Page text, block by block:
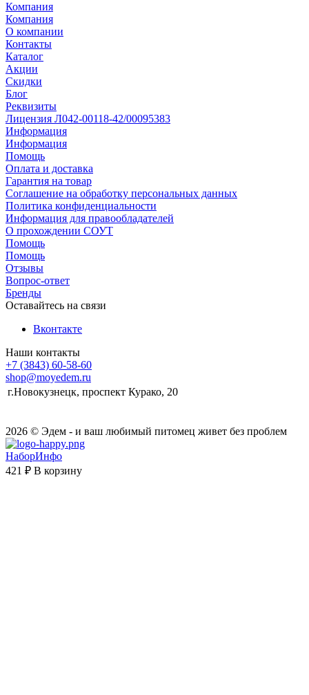
Компания
Компания
О компании
Контакты
Каталог
Акции
Скидки
Блог
Реквизиты
Лицензия Л042-00118-42/00095383
Информация
Информация
Помощь
Оплата и доставка
Гарантия на товар
Соглашение на обработку персональных данных
Политика конфиденциальности
Информация для правообладателей
О прохождении СОУТ
Помощь
Помощь
Отзывы
Вопрос-ответ
Бренды
Оставайтесь на связи
Вконтакте
Наши контакты
+7 (3843) 60-58-60
shop@moyedem.ru
г.Новокузнецк, проспект Курако, 20
2026 © Эдем - и ваш любимый питомец живет без проблем
НаборИнфо
421 ₽ В корзину